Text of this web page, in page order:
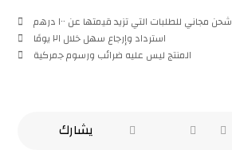
شحن مجاني للطلبات التي تزيد قيمتها عن ۱۰۰ درهم
استرداد وإرجاع سهل خلال ۲۱ يومًا
المنتج ليس عليه ضرائب ورسوم جمركية